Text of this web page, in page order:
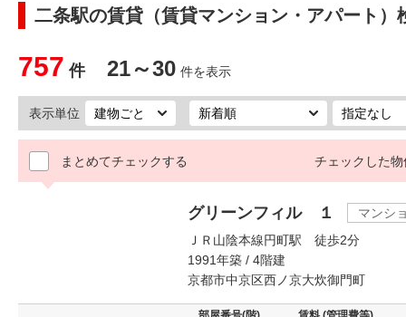
二条駅の賃貸（賃貸マンション・アパート）
757 件 21～30 件を表示
表示単位
まとめてチェックする チェックした物
グリーンフィル １
マンシ
ＪＲ山陰本線円町駅 徒歩2分
1991年築 / 4階建
京都市中京区西ノ京大炊御門町